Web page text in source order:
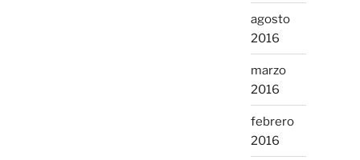
agosto
2016
marzo
2016
febrero
2016